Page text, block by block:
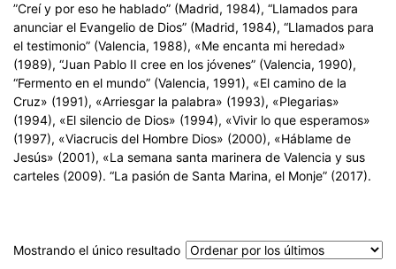
”Creí y por eso he hablado” (Madrid, 1984), “Llamados para
anunciar el Evangelio de Dios” (Madrid, 1984), “Llamados para
el testimonio” (Valencia, 1988), «Me encanta mi heredad»
(1989), “Juan Pablo II cree en los jóvenes” (Valencia, 1990),
“Fermento en el mundo” (Valencia, 1991), «El camino de la
Cruz» (1991), «Arriesgar la palabra» (1993), «Plegarias»
(1994), «El silencio de Dios» (1994), «Vivir lo que esperamos»
(1997), «Viacrucis del Hombre Dios» (2000), «Háblame de
Jesús» (2001), «La semana santa marinera de Valencia y sus
carteles (2009). “La pasión de Santa Marina, el Monje” (2017).
Mostrando el único resultado